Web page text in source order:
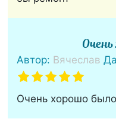
Автор: Вячеслав
Очень хорошо